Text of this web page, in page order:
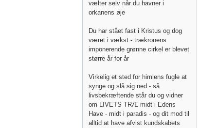
vælter selv når du havner i
orkanens øje
Du har stået fast i Kristus og dog
været i vækst - trækronens
imponerende grønne cirkel er blevet
større år for år
Virkelig et sted for himlens fugle at
synge og slå sig ned - så
livsbekræftende står du og vidner
om LIVETS TRÆ midt i Edens
Have - midt i paradis - og dit mod til
alltid at have afvist kundskabets